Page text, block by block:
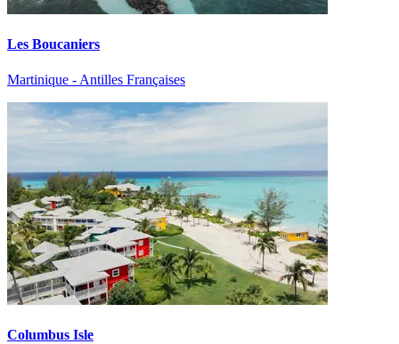
Les Boucaniers
Martinique - Antilles Françaises
Columbus Isle